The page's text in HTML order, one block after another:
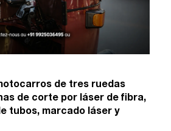
de tres ruedas
de corte por láser de fibra,
tubos, marcado láser y